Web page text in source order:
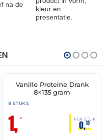
na de
kleur en
presentatie.
🔥 OP=OP
Vanille Proteïne Drank
8×135 gram
8 STUKS
1,– PER STUK
0,13